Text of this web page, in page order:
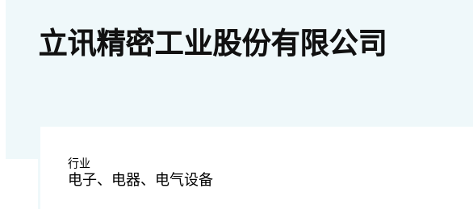
立讯精密工业股份有限公司
行业
电子、电器、电气设备